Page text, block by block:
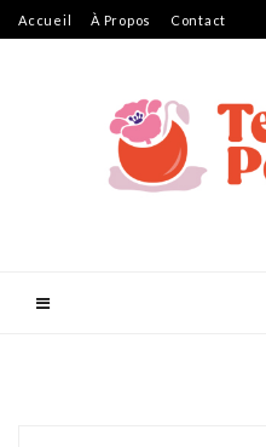
Accueil À Propos Contact